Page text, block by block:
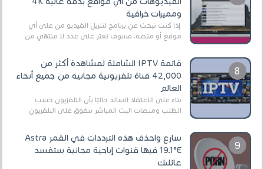
ومميزات خرافية
إذا كنت تبحث عن برنامج لتنزيل الفيديو من على أي
موقع أو منصة، فسوف تعثر على عدد لا منتهي من
قائمة IPTV الشاملة لمشاهدة أكثر من
42,000 قناة تلفزيونية مجانية من جميع أنحاء
العالم
بناءً على الاعتقاد السائد حاليًا بأن التلفزيون حسب
الطلب ومنصات البث المباشر تتفوق على التلفزيون
سارع واحذف هذه الترددات في القمر Astra
19.1°E فبها قنوات إباحية مجانية ستفسد
عائلتك